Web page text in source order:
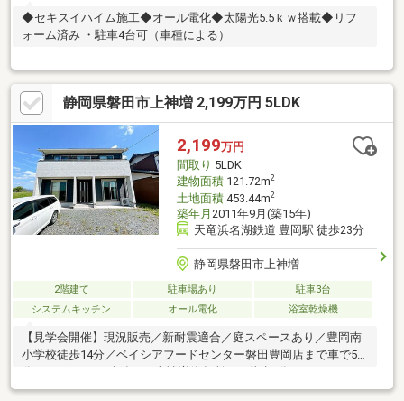
◆セキスイハイム施工◆オール電化◆太陽光5.5ｋｗ搭載◆リフ
ォーム済み ・駐車4台可（車種による）
静岡県磐田市上神増 2,199万円 5LDK
2,199万円
間取り 5LDK
建物面積121.72m2
土地面積453.44m2
築年月 2011年9月(築15年)
天竜浜名湖鉄道 豊岡駅 徒歩23分
静岡県磐田市上神増
2階建て 駐車場あり
駐車3台
システムキッチン
オール電化 浴室乾燥機
【見学会開催】現況販売／新耐震適合／庭スペースあり／豊岡南
小学校徒歩14分／ベイシアフードセンター磐田豊岡店まで車で5